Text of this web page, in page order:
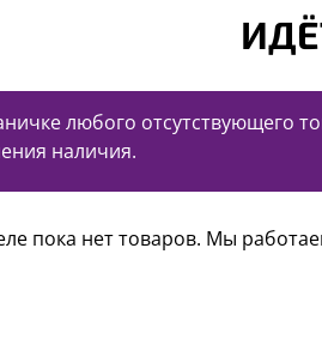
любого отсутствующего
наличия.
пока нет товаров. Мы